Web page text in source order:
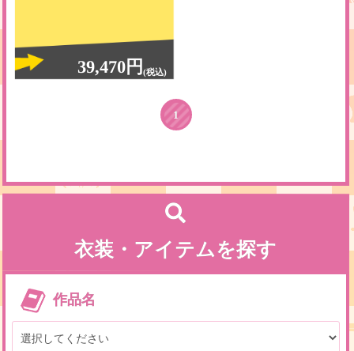
39,470円(税込)
1
衣装・アイテムを探す
作品名